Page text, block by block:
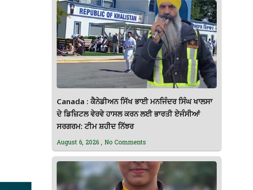
Canada : ਕੈਨੇਡੀਅਨ ਸਿੱਖ ਭਾਈ ਮਨਜਿੰਦਰ ਸਿੰਘ ਖਾਲਸਾ
ਦੇ ਡਿਜ਼ਿਟਲ ਵੇਰਵੇ ਹਾਸਲ ਕਰਨ ਲਈ ਭਾਰਤੀ ਏਜੰਸੀਆਂ
ਸਰਗਰਮ: ਟੀਮ ਸ਼ਹੀਦ ਨਿੱਝਰ
August 6, 2026 No Comments